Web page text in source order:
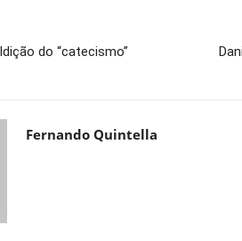
do “catecismo”
Fernando Quintella